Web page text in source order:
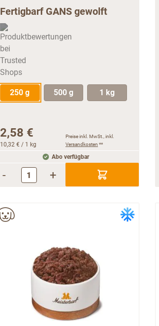
Fertigbarf GANS gewolft
250 g 500 g 1 kg
2,58 €
10,32 € / 1 kg
Preise inkl. MwSt., inkl.
Versandkosten **
Abo verfügbar
- +